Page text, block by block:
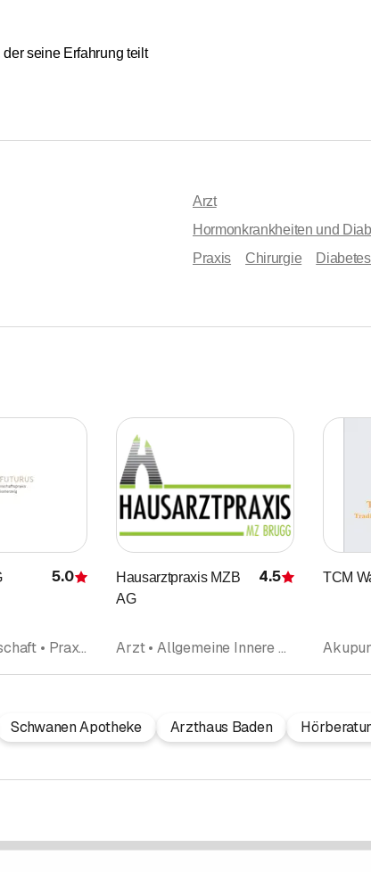
seine Erfahrung teilt
Arzt
Hormonkrankheiten und
Praxis
Chirurgie
Bewertung
5.0
Praxisgemeinschaft • Praxis • Praxis • Arzt • Allgemeine Innere Medizin • Notfalldienst ärztlich • Gesundheitspraxis • Medizinisches Zentrum • Ärzte
Hausarztpraxis MZB
AG
Bewertung
4.5
Arzt • Allgemeine Innere Medizin • Hormonkrankheiten und Diabetes (Endokrinologie-Diabetologie) • Medizinisches Zentrum • Praxis • Praxis • Medizinische Laboranalysen • Ernährungsberatung • Ärzte
TCM
Schwanen Apotheke Arzthaus Baden